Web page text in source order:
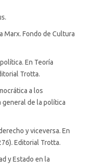
Marx. Fondo de Cultura
En Teoría
Trotta.
a los
general de la política
y viceversa. En
Editorial Trotta.
y Estado en la